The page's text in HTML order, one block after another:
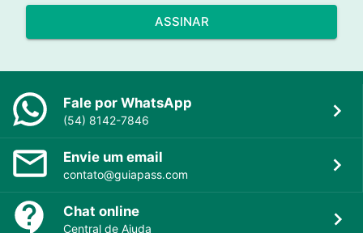
ASSINAR
Fale por WhatsApp
(54) 8142-7846
Envie um email
contato@guiapass.com
Chat online
Central de Ajuda